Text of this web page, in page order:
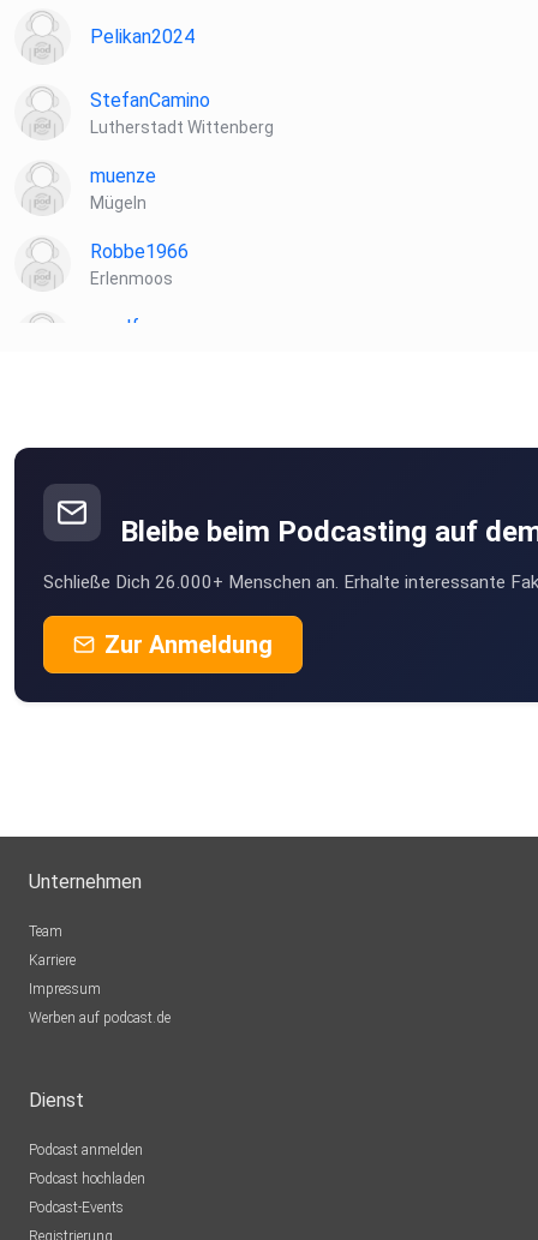
Pelikan2024
StefanCamino
Lutherstadt Wittenberg
muenze
Mügeln
Robbe1966
Erlenmoos
muelf
Laela
Weissach
Bleibe beim Podcasting auf
Schließe Dich 26.000+ Menschen an. Erhalte interessante
Zur Anmeldung
Unternehmen
Team
Karriere
Impressum
Werben auf podcast.de
Dienst
Podcast anmelden
Podcast hochladen
Podcast-Events
Registrierung